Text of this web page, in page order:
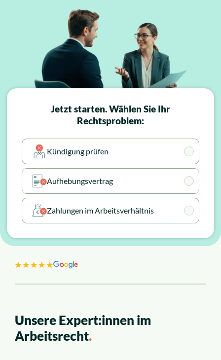
Kosten
Standorte
Ratgeber
Insolvenzrecht
Alle Rechtsgebiete
Jetzt starten. Wählen Sie Ihr
Rechtsproblem:
Kündigung prüfen
Aufhebungsvertrag
Zahlungen im Arbeitsverhältnis
Unsere Expert:innen im
Arbeitsrecht.